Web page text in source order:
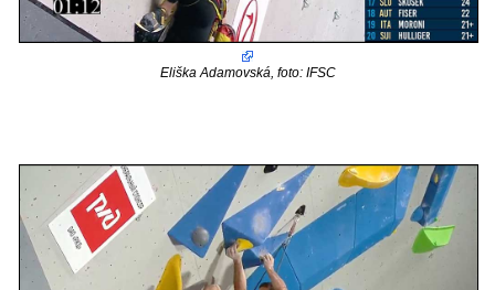
Eliška Adamovská, foto: IFSC